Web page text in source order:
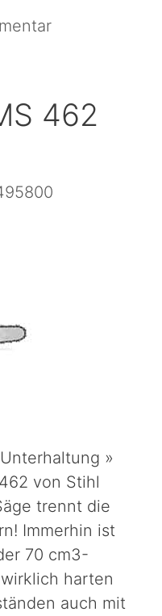
462
»
von Stihl
trennt die
Immerhin ist
70 cm3-
harten
auch mit